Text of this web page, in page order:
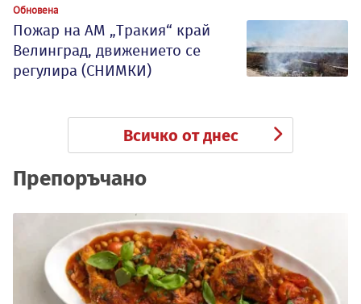
Обновена
Пожар на АМ „Тракия“ край
Велинград, движението се
регулира (СНИМКИ)
Всичко от днес
Препоръчано